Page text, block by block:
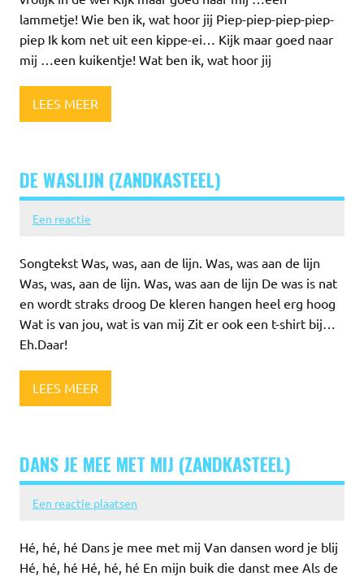
lammetje! Wie ben ik, wat hoor jij Piep-piep-piep-piep-
piep Ik kom net uit een kippe-ei… Kijk maar goed naar
mij …een kuikentje! Wat ben ik, wat hoor jij
LEES MEER
DE WASLIJN (ZANDKASTEEL)
Een reactie
Songtekst Was, was, aan de lijn. Was, was aan de lijn
Was, was, aan de lijn. Was, was aan de lijn De was is nat
en wordt straks droog De kleren hangen heel erg hoog
Wat is van jou, wat is van mij Zit er ook een t-shirt bij…
Eh.Daar!
LEES MEER
DANS JE MEE MET MIJ (ZANDKASTEEL)
Een reactie plaatsen
Hé, hé, hé Dans je mee met mij Van dansen word je blij
Hé, hé, hé Hé, hé, hé En mijn buik die danst mee Als de